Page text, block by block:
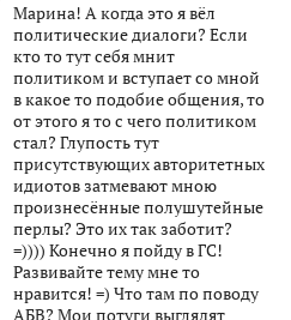
Марина! А когда это я вёл
политические диалоги? Если
кто то тут себя мнит
политиком и вступает со мной
в какое то подобие общения, то
от этого я то с чего политиком
стал? Глупость тут
присутствующих авторитетных
идиотов затмевают мною
произнесённые полушутейные
перлы? Это их так заботит?
=)))) Конечно я пойду в ГС!
Развивайте тему мне то
нравится! =) Что там по поводу
АБВ? Мои потуги выглядят